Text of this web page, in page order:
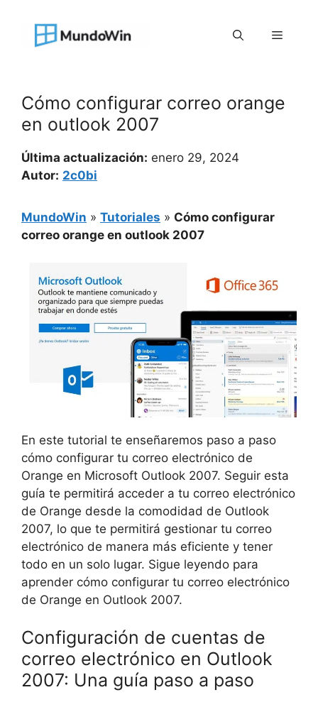
contenido
Menú
Cómo configurar correo orange
en outlook 2007
Última actualización: enero 29, 2024
Autor: 2c0bi
MundoWin » Tutoriales » Cómo configurar
correo orange en outlook 2007
En este tutorial te enseñaremos paso a paso
cómo configurar tu correo electrónico de
Orange en Microsoft Outlook 2007. Seguir esta
guía te permitirá acceder a tu correo electrónico
de Orange desde la comodidad de Outlook
2007, lo que te permitirá gestionar tu correo
electrónico de manera más eficiente y tener
todo en un solo lugar. Sigue leyendo para
aprender cómo configurar tu correo electrónico
de Orange en Outlook 2007.
Configuración de cuentas de
correo electrónico en Outlook
2007: Una guía paso a paso